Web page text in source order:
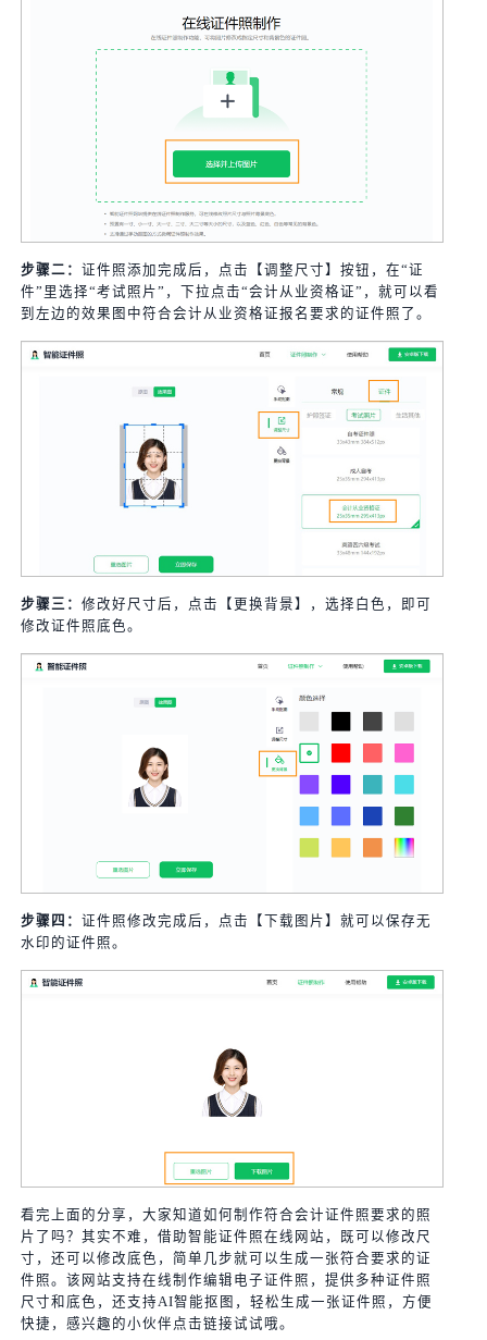
步骤二： 证件照添加完成后，点击【调整尺寸】按钮，在“证
件”里选择“考试照片”，下拉点击“会计从业资格证”，就可以看
到左边的效果图中符合会计从业资格证报名要求的证件照了。
步骤三： 修改好尺寸后，点击【更换背景】，选择白色，即可
修改证件照底色。
步骤四： 证件照修改完成后，点击【下载图片】就可以保存无
水印的证件照。
看完上面的分享，大家知道如何制作符合会计证件照要求的照
片了吗？其实不难，借助智能证件照在线网站，既可以修改尺
寸，还可以修改底色，简单几步就可以生成一张符合要求的证
件照。该网站支持在线制作编辑电子证件照，提供多种证件照
尺寸和底色，还支持AI智能抠图，轻松生成一张证件照，方便
快捷，感兴趣的小伙伴点击链接试试哦。